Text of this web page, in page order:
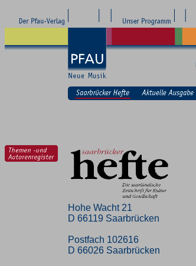
Hohe Wacht 21
D 66119 Saarbrücken
Postfach 102616
D 66026 Saarbrücken